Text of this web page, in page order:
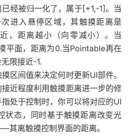
经被归一化了，属于[+1,-1]。当
进入悬停区域，其触摸距离是
，距离越小（向零减小）。当
平面，距离为0.当Pointable再在
限接近-1.
区间值来决定何时更新UI部件。
近程度利用触摸距离进一步的修
处于控制时，你可以将对应的UI
状态，同时基于触摸距离改变光
离触摸控制界面的距离。